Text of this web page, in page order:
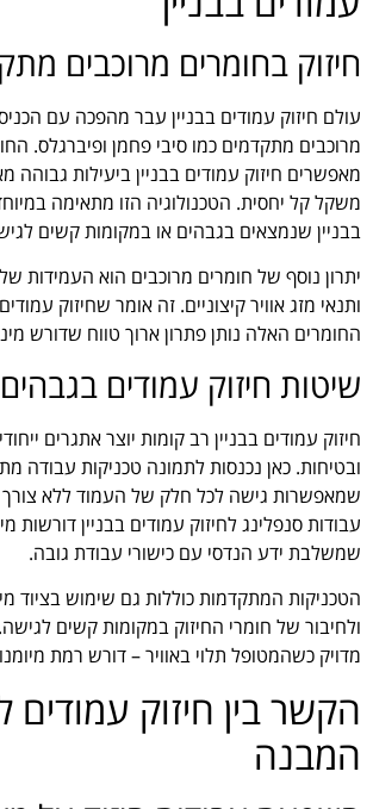
חיזוק בחומרים מרוכבים
עולם חיזוק עמודים בבניין עבר מהפכה עם
מרוכבים מתקדמים כמו סיבי פחמן ופיברגלס.
מאפשרים חיזוק עמודים בבניין ביעילות גבוהה
משקל קל יחסית. הטכנולוגיה הזו מתאימה
בבניין שנמצאים בגבהים או במקומות קשים
יתרון נוסף של חומרים מרוכבים הוא העמידות
ותנאי מזג אוויר קיצוניים. זה אומר שחיזוק
החומרים האלה נותן פתרון ארוך טווח שדורש
שיטות חיזוק עמודים בגבהים
חיזוק עמודים בבניין רב קומות יוצר אתגרים
ובטיחות. כאן נכנסות לתמונה טכניקות עבודה
שמאפשרות גישה לכל חלק של העמוד ללא צורך
עבודות סנפלינג לחיזוק עמודים בבניין דורשות
שמשלבת ידע הנדסי עם כישורי עבודת גובה.
הטכניקות המתקדמות כוללות גם שימוש בציוד
ולחיבור של חומרי החיזוק במקומות קשים
מדויק כשהמטופל תלוי באוויר – דורש רמת
הקשר בין חיזוק עמודים
המבנה